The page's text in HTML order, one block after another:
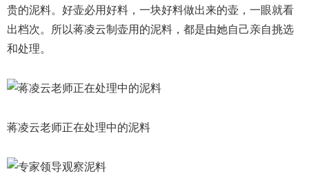
贵的泥料。好壶必用好料，一块好料做出来的壶，一眼就看
出档次。所以蒋凌云制壶用的泥料，都是由她自己亲自挑选
和处理。
蒋凌云老师正在处理中的泥料